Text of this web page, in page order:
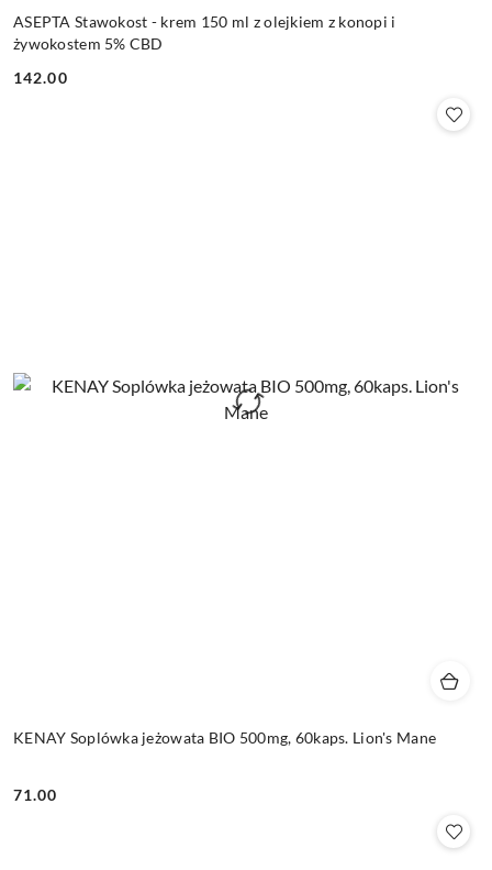
ASEPTA Stawokost - krem 150 ml z olejkiem z konopi i
żywokostem 5% CBD
Cena:
142.00
KENAY Soplówka jeżowata BIO 500mg, 60kaps. Lion's Mane
Cena:
71.00